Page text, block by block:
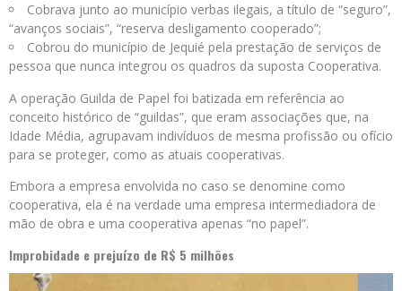
Cobrava junto ao município verbas ilegais, a título de “seguro”,
“avanços sociais”, “reserva desligamento cooperado”;
Cobrou do município de Jequié pela prestação de serviços de
pessoa que nunca integrou os quadros da suposta Cooperativa.
A operação Guilda de Papel foi batizada em referência ao
conceito histórico de “guildas”, que eram associações que, na
Idade Média, agrupavam indivíduos de mesma profissão ou ofício
para se proteger, como as atuais cooperativas.
Embora a empresa envolvida no caso se denomine como
cooperativa, ela é na verdade uma empresa intermediadora de
mão de obra e uma cooperativa apenas “no papel”.
Improbidade e prejuízo de R$ 5 milhões